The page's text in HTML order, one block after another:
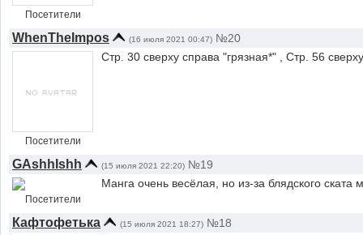
Посетители
WhenTheImpos (16 июля 2021 00:47) №20
Посетители
Стр. 30 сверху справа "грязная*" , Стр. 56
GAshhIshh (15 июля 2021 22:20) №19
Посетители
Манга очень весёлая, но из-за блядского
Кафтофетька (15 июля 2021 18:27) №18